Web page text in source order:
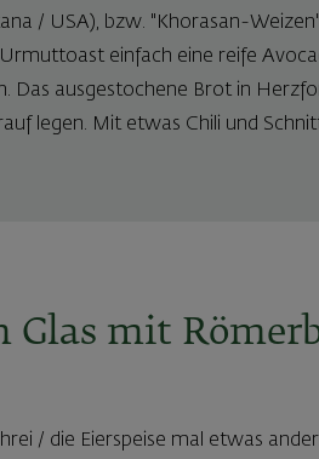
/ USA), bzw. "Khorasan-
einfach eine reife
Das ausgestochene Brot in
legen. Mit etwas Chili und
Glas mit
/ die Eierspeise mal etwas